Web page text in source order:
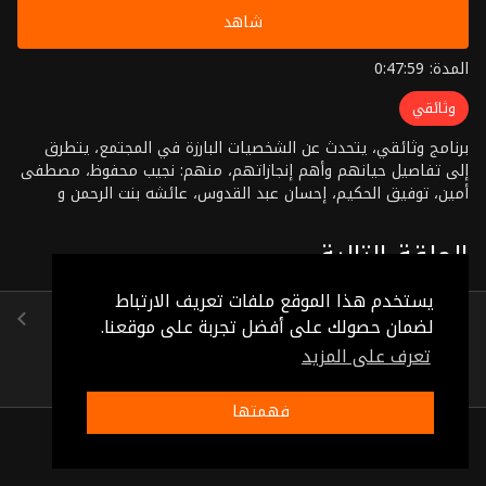
يستخدم هذا الموقع ملفات تعريف الارتباط
لضمان حصولك على أفضل تجربة على موقعنا.
تعرف على المزيد
فهمتها
شاهد
المدة: 0:47:59
وثائقي
برنامج وثائقي، يتحدث عن الشخصيات البارزة في المجتمع، يتطرق
إلى تفاصيل حيانهم وأهم إنجازاتهم، منهم: نجيب محفوظ، مصطفى
أمين، توفيق الحكيم، إحسان عبد القدوس، عائشه بنت الرحمن و
الحلقة التالية
الأديب ثروت أباظه
(1:00:28)